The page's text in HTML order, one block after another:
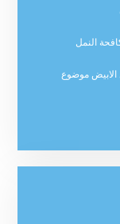
النمل
الابيض موضوع